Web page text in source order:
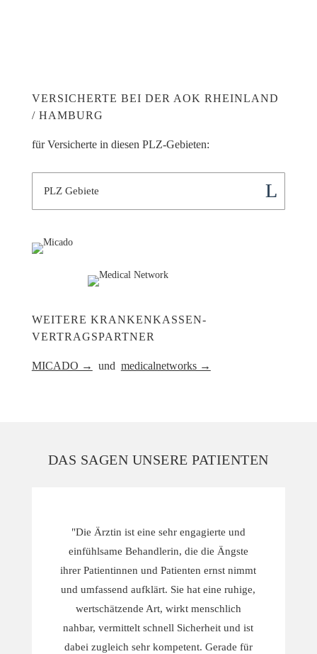
VERSICHERTE BEI DER AOK RHEINLAND
/ HAMBURG
für Versicherte in diesen PLZ-Gebieten:
PLZ Gebiete
WEITERE KRANKENKASSEN-
VERTRAGSPARTNER
MICADO → und medicalnetworks →
DAS SAGEN UNSERE PATIENTEN
"Die Ärztin ist eine sehr engagierte und
einfühlsame Behandlerin, die die Ängste
ihrer Patientinnen und Patienten ernst nimmt
und umfassend aufklärt. Sie hat eine ruhige,
wertschätzende Art, wirkt menschlich
nahbar, vermittelt schnell Sicherheit und ist
dabei zugleich sehr kompetent. Gerade für